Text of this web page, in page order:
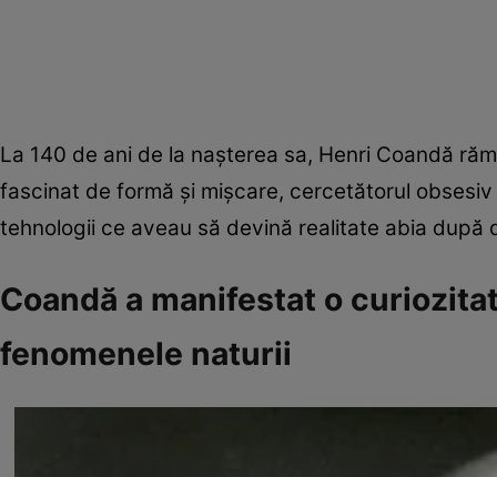
La 140 de ani de la nașterea sa, Henri Coandă
fascinat de formă și mișcare, cercetătorul
tehnologii ce aveau să devină realitate abia după
Coandă a manifestat o
fenomenele naturii